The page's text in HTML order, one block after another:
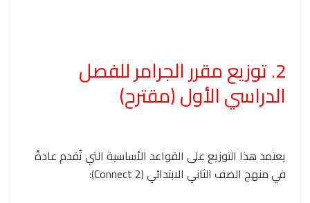
2. توزيع مقرر الجرامر للفصل
الدراسي الأول (مقترح)
يعتمد هذا التوزيع على القواعد الأساسية التي تُقدم عادةً
في منهج الصف الثاني الابتدائي (Connect 2):